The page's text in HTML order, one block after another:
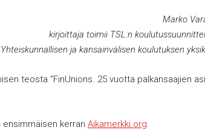
Marko
kirjoittaja toimii TSL:n
Yhteiskunnallisen ja kansainvälisen koulutuksen
teosta ”FinUnions. 25 vuotta palkansaajien
ensimmäisen kerran Aikamerkki.org.